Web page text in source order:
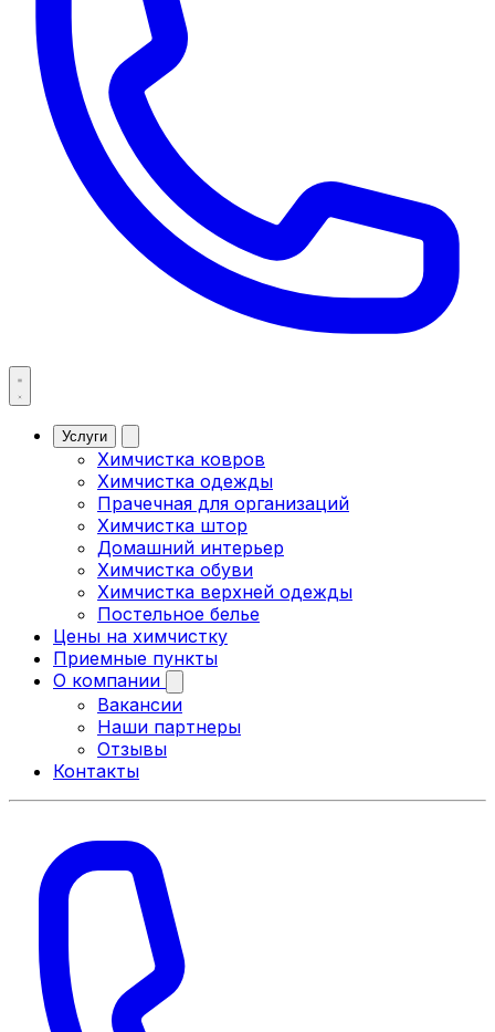
Услуги
Химчистка ковров
Химчистка одежды
Прачечная для организаций
Химчистка штор
Домашний интерьер
Химчистка обуви
Химчистка верхней одежды
Постельное белье
Цены на химчистку
Приемные пункты
О компании
Вакансии
Наши партнеры
Отзывы
Контакты